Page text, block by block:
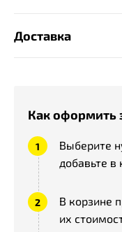
Как оформить
Выберите
добавьте в
В корзине
их
Доставка